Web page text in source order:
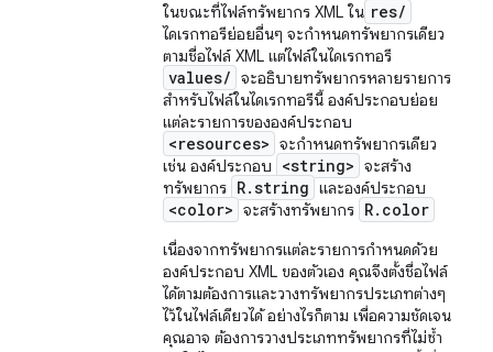
ในขณะที่ไฟล์ทรัพยากร XML ใน res/
ไดเรกทอรีย่อยอื่นๆ จะกำหนดทรัพยากรเดียว
ตามชื่อไฟล์ XML แต่ไฟล์ในไดเรกทอรี
values/ จะอธิบายทรัพยากรหลายรายการ
สำหรับไฟล์ในไดเรกทอรีนี้ องค์ประกอบย่อย
แต่ละรายการขององค์ประกอบ
<resources> จะกำหนดทรัพยากรเดียว
เช่น องค์ประกอบ
<string> จะสร้าง
ทรัพยากร R.string และองค์ประกอบ
<color> จะสร้างทรัพยากร R.color
เนื่องจากทรัพยากรแต่ละรายการกำหนดด้วย
องค์ประกอบ XML ของตัวเอง คุณจึงตั้งชื่อไฟล์
ได้ตามต้องการและวางทรัพยากรประเภทต่างๆ
ไว้ในไฟล์เดียวได้ อย่างไรก็ตาม เพื่อความชัดเจน
คุณอาจ ต้องการวางประเภททรัพยากรที่ไม่ซ้ำ